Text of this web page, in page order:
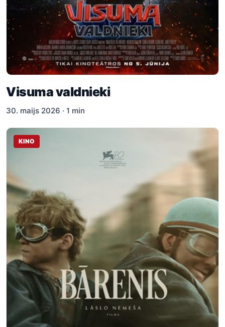
Visuma valdnieki
30. maijs 2026 · 1 min
KINO